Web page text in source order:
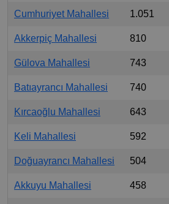
Cumhuriyet Mahallesi 1.051
Akkerpiç Mahallesi 810
Gülova Mahallesi 743
Batıayrancı Mahallesi 740
Kırcaoğlu Mahallesi 643
Keli Mahallesi 592
Doğuayrancı Mahallesi 504
Akkuyu Mahallesi 458